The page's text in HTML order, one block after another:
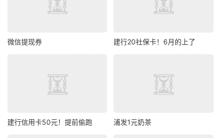
微信提现券 建行20社保卡！6月的上了
建行信用卡50元！提前偷跑 浦发1元奶茶